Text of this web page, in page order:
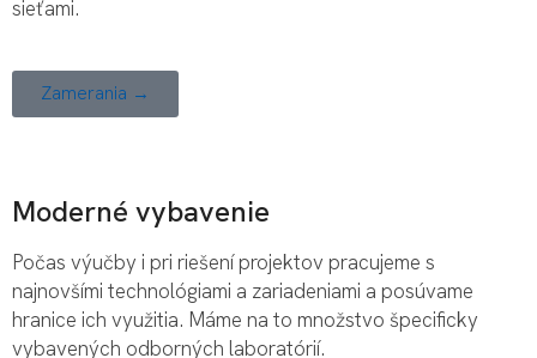
sieťami.
Zamerania →
Moderné vybavenie
Počas výučby i pri riešení projektov pracujeme s
najnovšími technológiami a zariadeniami a posúvame
hranice ich využitia. Máme na to množstvo špecificky
vybavených odborných laboratórií.